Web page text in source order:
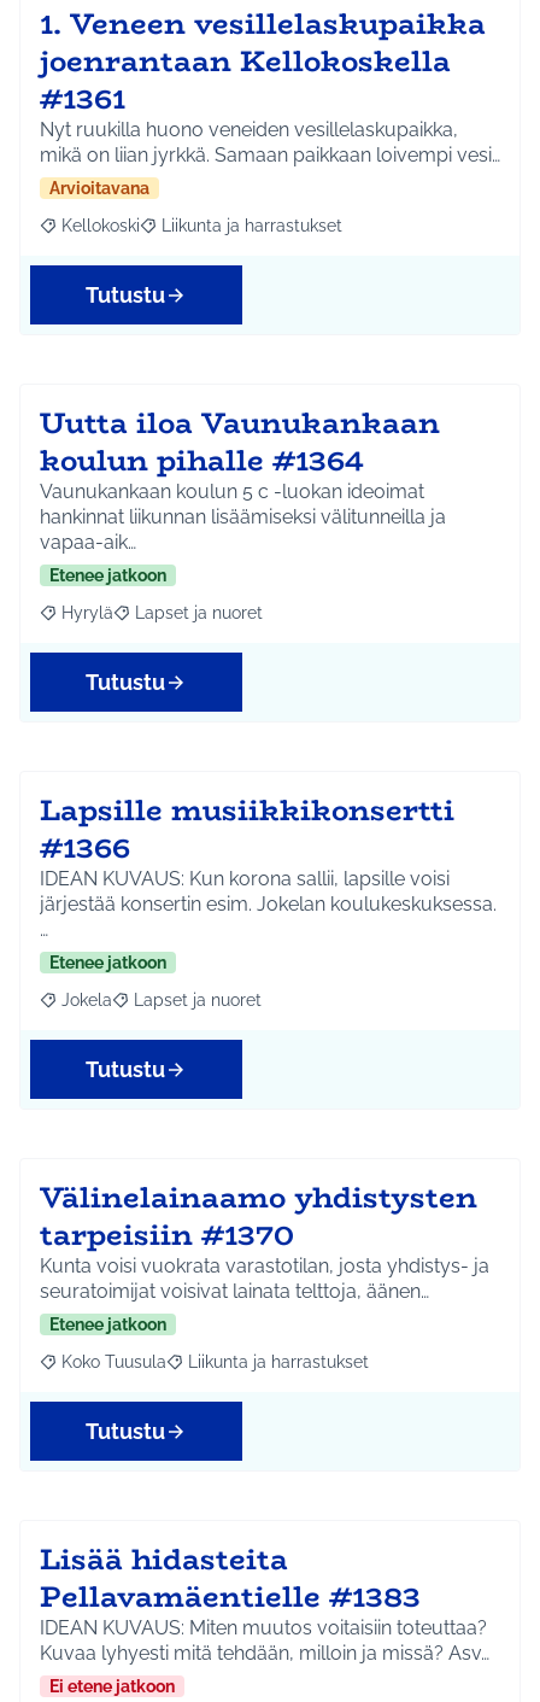
1. Veneen vesillelaskupaikka
joenrantaan Kellokoskella
#1361
Nyt ruukilla huono veneiden vesillelaskupaikka,
mikä on liian jyrkkä. Samaan paikkaan loivempi vesi…
Arvioitavana
Rajaa tulokset aihepiirin mukaan: Kellokoski
Kellokoski Rajaa tulokset teeman mukaan: Liikunta ja
Liikunta ja harrastukset
Tutustu
Uutta iloa Vaunukankaan
koulun pihalle #1364
Vaunukankaan koulun 5 c -luokan ideoimat
hankinnat liikunnan lisäämiseksi välitunneilla ja
vapaa-aik…
Etenee jatkoon
Rajaa tulokset aihepiirin mukaan: Hyrylä
Hyrylä Rajaa tulokset teeman mukaan: Lapset ja nuoret
Lapset ja nuoret
Tutustu
Lapsille musiikkikonsertti
#1366
IDEAN KUVAUS: Kun korona sallii, lapsille voisi
järjestää konsertin esim. Jokelan koulukeskuksessa.
…
Etenee jatkoon
Rajaa tulokset aihepiirin mukaan: Jokela
Jokela Rajaa tulokset teeman mukaan: Lapset ja nuoret
Lapset ja nuoret
Tutustu
Välinelainaamo yhdistysten
tarpeisiin #1370
Kunta voisi vuokrata varastotilan, josta yhdistys- ja
seuratoimijat voisivat lainata telttoja, äänen…
Etenee jatkoon
Rajaa tulokset aihepiirin mukaan: Koko Tuusula
Koko Tuusula Rajaa tulokset teeman mukaan: Liikunta ja
Liikunta ja harrastukset
Tutustu
Lisää hidasteita
Pellavamäentielle #1383
IDEAN KUVAUS: Miten muutos voitaisiin toteuttaa?
Kuvaa lyhyesti mitä tehdään, milloin ja missä? Asv…
Ei etene jatkoon